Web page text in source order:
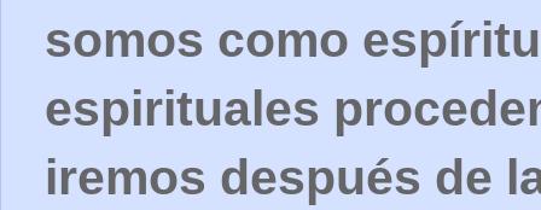
somos como
espirituales
iremos después de